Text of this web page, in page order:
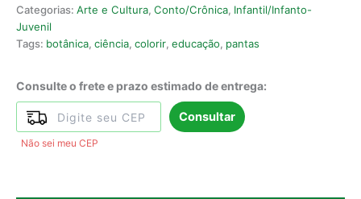
Categorias: Arte e Cultura, Conto/Crônica, Infantil/Infanto-
Juvenil
Tags: botânica, ciência, colorir, educação, pantas
Consulte o frete e prazo estimado de entrega:
Consultar
Não sei meu CEP